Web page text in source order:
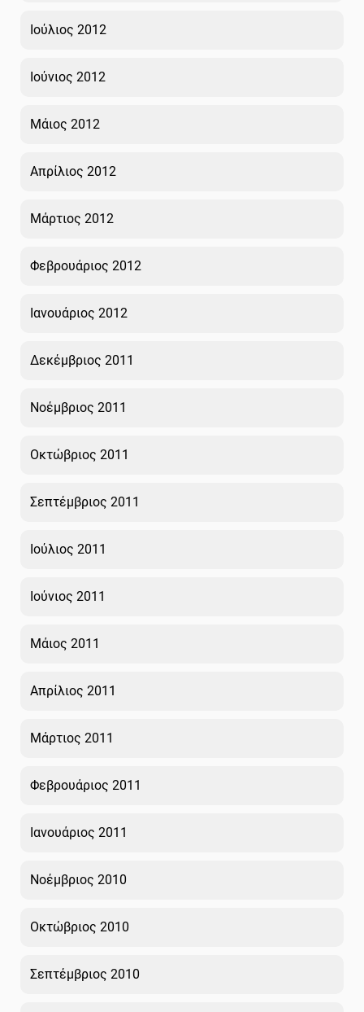
Ιούλιος 2012
Ιούνιος 2012
Μάιος 2012
Απρίλιος 2012
Μάρτιος 2012
Φεβρουάριος 2012
Ιανουάριος 2012
Δεκέμβριος 2011
Νοέμβριος 2011
Οκτώβριος 2011
Σεπτέμβριος 2011
Ιούλιος 2011
Ιούνιος 2011
Μάιος 2011
Απρίλιος 2011
Μάρτιος 2011
Φεβρουάριος 2011
Ιανουάριος 2011
Νοέμβριος 2010
Οκτώβριος 2010
Σεπτέμβριος 2010